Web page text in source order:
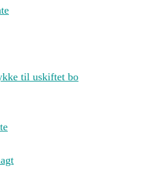
til uskiftet bo